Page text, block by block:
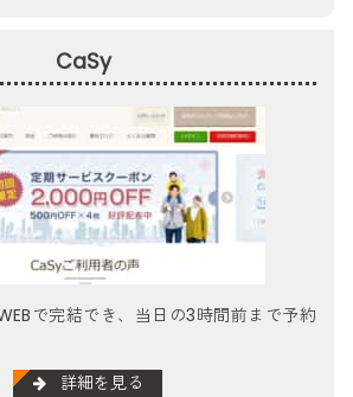
CaSy
で完結でき、当日の3時間前まで予約
詳細を見る